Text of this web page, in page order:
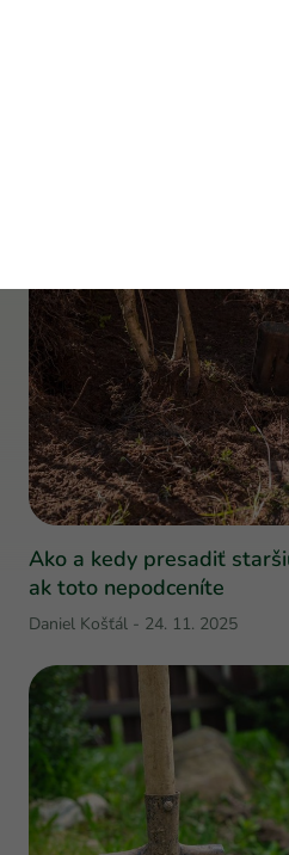
Ako a kedy presadiť
ak toto nepodceníte
Daniel Košťál - 24. 11. 2025